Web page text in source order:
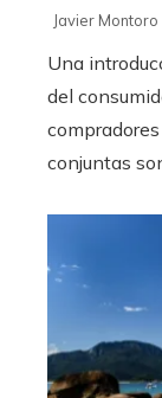
Javier Montoro
Una
del
conjuntas